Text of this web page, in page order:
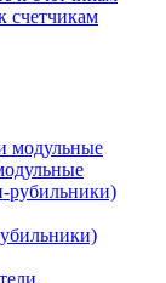
счетчикам